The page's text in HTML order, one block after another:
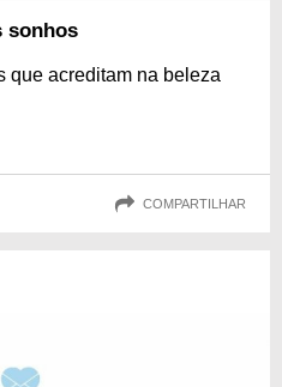
sonhos
que acreditam na beleza
COMPARTILHAR